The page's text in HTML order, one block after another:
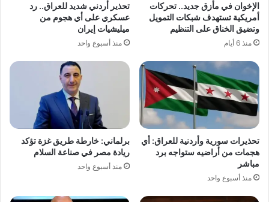
الإخوان في مأزق جديد.. تحركات
أمريكية تستهدف شبكات التمويل
وتضيق الخناق على التنظيم
منذ 6 أيام
تحذير أردني شديد للعراق.. رد
عسكري على أي هجوم من
ميليشيات إيران
منذ أسبوع واحد
تحذيرات سورية وأردنية للعراق: أي
هجمات من أراضيه ستواجه برد
مباشر
منذ أسبوع واحد
برلماني: خارطة طريق غزة تؤكد
ريادة مصر في صناعة السلام
منذ أسبوع واحد